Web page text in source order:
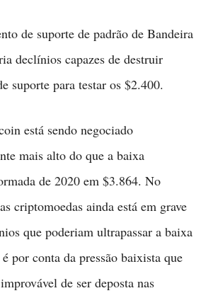
de suporte de padrão de Bandeira
declínios capazes de destruir
suporte para testar os $2.400.
está sendo negociado
mais alto do que a baixa
de 2020 em $3.864. No
criptomoedas ainda está em grave
que poderiam ultrapassar a baixa
por conta da pressão baixista que
de ser deposta nas